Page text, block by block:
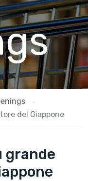
del Giappone
grande